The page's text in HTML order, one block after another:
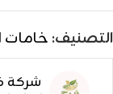
التصنيف:خامات
شركة